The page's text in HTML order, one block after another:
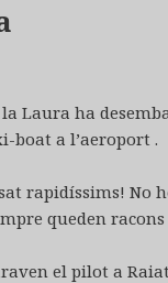
Laura ha
boat a l’aeroport .
rapidíssims! No
queden
el pilot a